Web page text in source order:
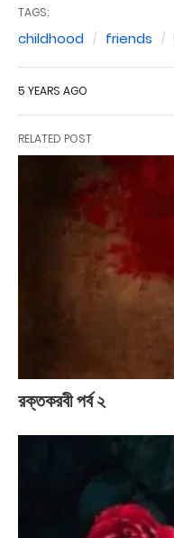
TAGS:
childhood friends
5 YEARS AGO
RELATED POST
রক্তকরবী পর্ব ২